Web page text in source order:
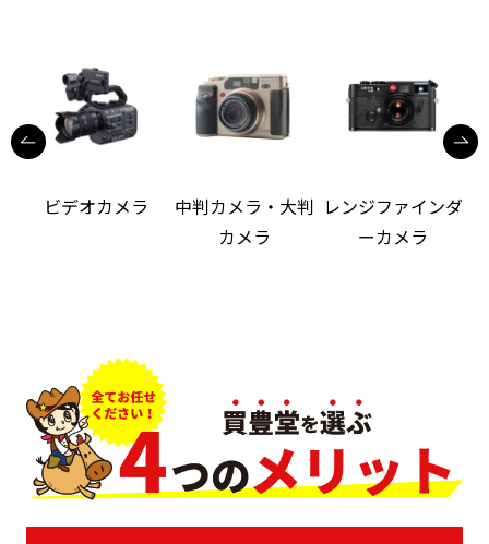
ビデオカメラ
中判カメラ・大判
カメラ
レンジファインダ
ーカメラ